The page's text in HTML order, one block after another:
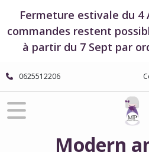
Fermeture estivale du 4
commandes restent
à partir du 7 Sept par
0625512206
Modern
Fermer
FILTRES
Tous
Boutique
Studio